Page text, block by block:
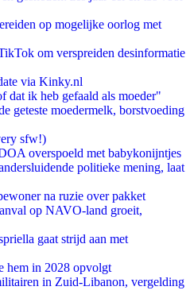
op mogelijke oorlog met
om verspreiden desinformatie
via Kinky.nl
dat ik heb gefaald als moeder"
geteste moedermelk, borstvoeding
sfw!)
overspoeld met babykonijntjes
politieke mening, laat
na ruzie over pakket
op NAVO-land groeit,
gaat strijd aan met
hem in 2028 opvolgt
in Zuid-Libanon, vergelding